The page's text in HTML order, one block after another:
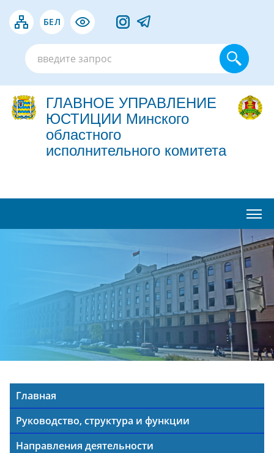
БЕЛ
ГЛАВНОЕ УПРАВЛЕНИЕ
ЮСТИЦИИ Минского
областного
исполнительного комитета
Главная
Руководство, структура и функции
Направления деятельности